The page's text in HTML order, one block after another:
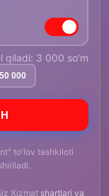
qiladi: 3 000 so'm
50 000
to'lov tashkiloti
Xizmat shartlari va